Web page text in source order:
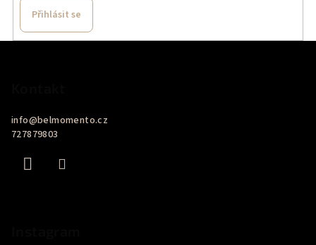
Přihlásit se
info@belmomento.cz
727879803